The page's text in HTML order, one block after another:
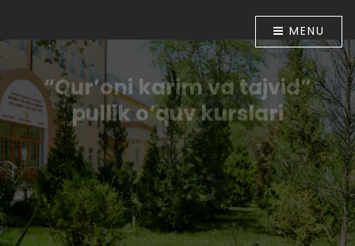
MENU
“Qur’oni karim va tajvid”
pullik o‘quv kurslari